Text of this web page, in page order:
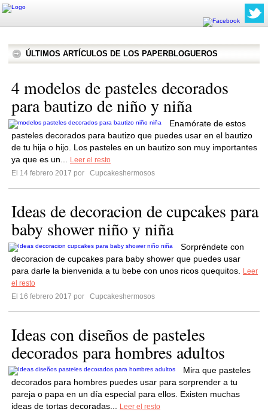
ÚLTIMOS ARTÍCULOS DE LOS PAPERBLOGUEROS
4 modelos de pasteles decorados
para bautizo de niño y niña
Enamórate de estos
pasteles decorados para bautizo que puedes usar en el bautizo
de tu hija o hijo. Los pasteles en un bautizo son muy importantes
ya que es un...
Leer el resto
El 14 febrero 2017 por
Cupcakeshermosos
Ideas de decoracion de cupcakes para
baby shower niño y niña
Sorpréndete con
decoracion de cupcakes para baby shower que puedes usar
para darle la bienvenida a tu bebe con unos ricos quequitos.
Leer
el resto
El 16 febrero 2017 por
Cupcakeshermosos
Ideas con diseños de pasteles
decorados para hombres adultos
Mira que pasteles
decorados para hombres puedes usar para sorprender a tu
pareja o papa en un día especial para ellos. Existen muchas
ideas de tortas decoradas...
Leer el resto